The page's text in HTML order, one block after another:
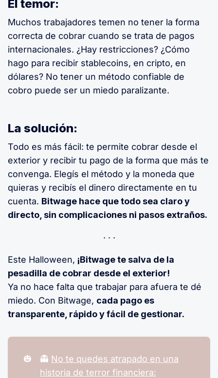
El temor:
Muchos trabajadores temen no tener la forma
correcta de cobrar cuando se trata de pagos
internacionales. ¿Hay restricciones? ¿Cómo
hago para recibir stablecoins, en cripto, en
dólares? No tener un método confiable de
cobro puede ser un miedo paralizante.
La solución:
Todo es más fácil: te permite cobrar desde el
exterior y recibir tu pago de la forma que más te
convenga. Elegís el método y la moneda que
quieras y recibís el dinero directamente en tu
cuenta. Bitwage hace que todo sea claro y
directo, sin complicaciones ni pasos extraños.
Este Halloween, ¡Bitwage te salva de la
pesadilla de cobrar desde el exterior!
Ya no hace falta que trabajar para afuera te dé
miedo. Con Bitwage, cada pago es
transparente, rápido y fácil de gestionar.
🎃 👻 No te quedes atrapado en una
historia de terror financiera: